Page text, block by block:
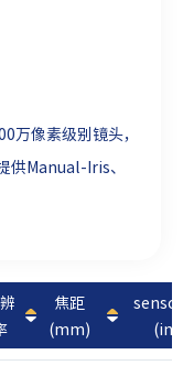
万像素级别镜头，
供Manual-Iris、
焦距
(mm)